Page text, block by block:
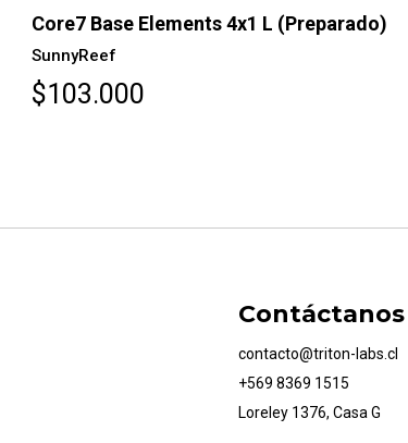
Core7 Base Elements 4x1 L (Preparado)
SunnyReef
$103.000
Contáctanos
contacto@triton-labs.cl
+569 8369 1515
Loreley 1376, Casa G